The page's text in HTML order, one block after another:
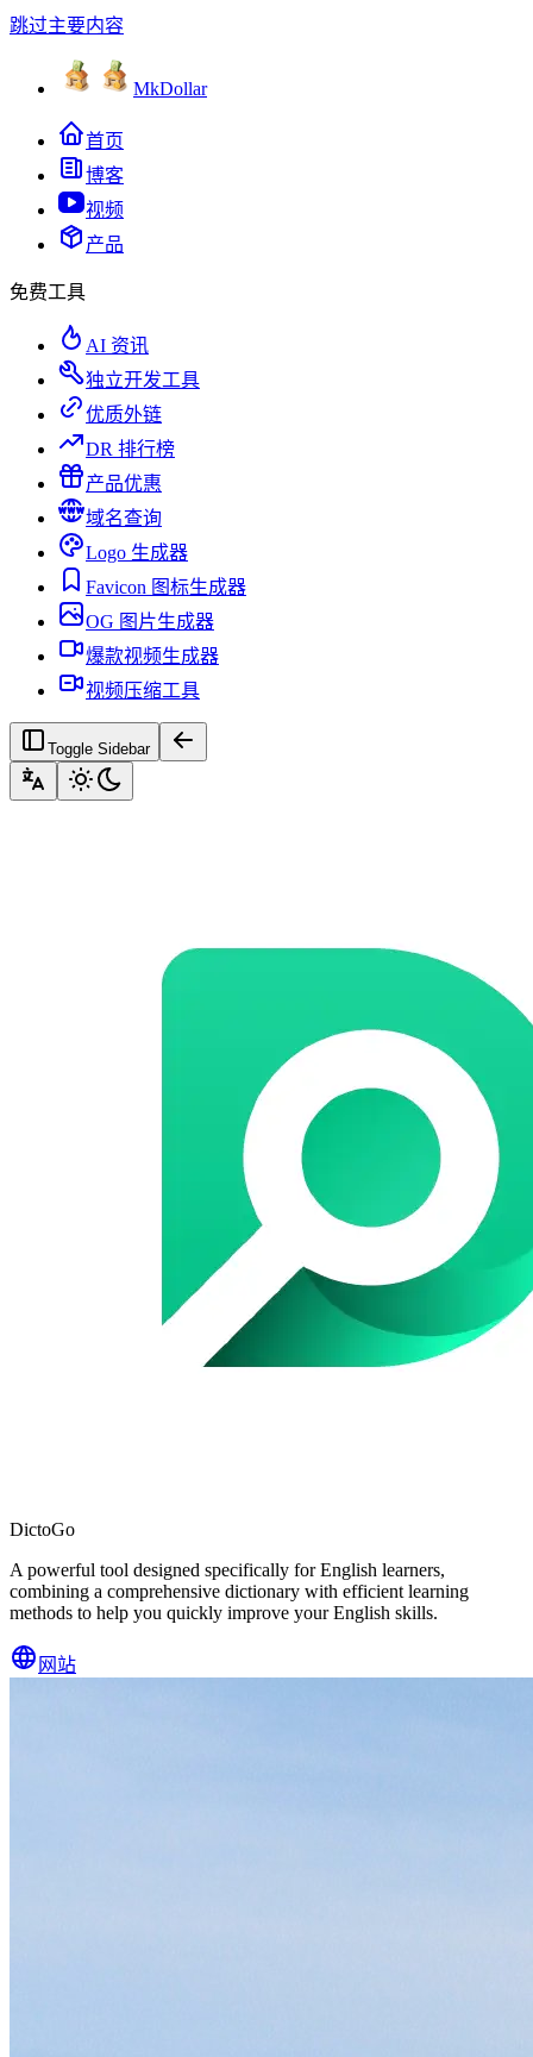
跳过主要内容
MkDollar
首页
博客
视频
产品
免费工具
AI 资讯
独立开发工具
优质外链
DR 排行榜
产品优惠
域名查询
Logo 生成器
Favicon 图标生成器
OG 图片生成器
爆款视频生成器
视频压缩工具
Toggle Sidebar
DictoGo
A powerful tool designed specifically for English learners,
combining a comprehensive dictionary with efficient learning
methods to help you quickly improve your English skills.
网站